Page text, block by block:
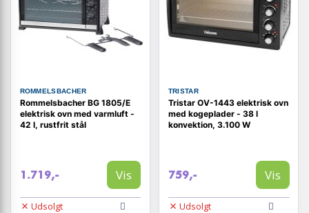
ROMMELSBACHER
Rommelsbacher BG 1805/E
elektrisk ovn med varmluft -
42 l, rustfrit stål
1.719,- Vis
Udsolgt
TRISTAR
Tristar OV-1443 elektrisk ovn
med kogeplader - 38 l
konvektion, 3.100 W
759,- Vis
Udsolgt